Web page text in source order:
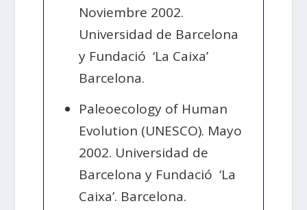
Noviembre 2002.
Universidad de Barcelona
y Fundació ‘La Caixa’
Barcelona.
Paleoecology of Human
Evolution (UNESCO). Mayo
2002. Universidad de
Barcelona y Fundació ‘La
Caixa’. Barcelona.